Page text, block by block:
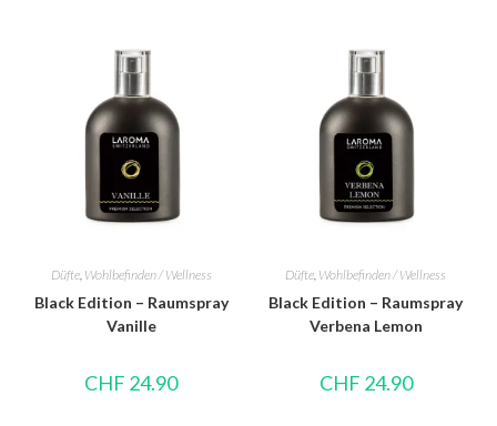
Düfte, Wohlbefinden / Wellness
Black Edition – Raumspray
Vanille
CHF 24.90
Düfte, Wohlbefinden / Wellness
Black Edition – Raumspray
Verbena Lemon
CHF 24.90